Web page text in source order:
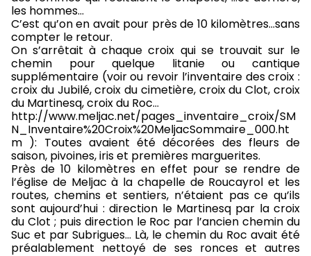
les hommes…
C’est qu’on en avait pour près de 10 kilomètres…sans
compter le retour.
On s’arrêtait à chaque croix qui se trouvait sur le
chemin pour quelque litanie ou cantique
supplémentaire (voir ou revoir l’inventaire des croix :
croix du Jubilé, croix du cimetière, croix du Clot, croix
du Martinesq, croix du Roc…
http://www.meljac.net/pages_inventaire_croix/SM
N_Inventaire%20Croix%20MeljacSommaire_000.ht
m ): Toutes avaient été décorées des fleurs de
saison, pivoines, iris et premières marguerites.
Près de 10 kilomètres en effet pour se rendre de
l’église de Meljac à la chapelle de Roucayrol et les
routes, chemins et sentiers, n’étaient pas ce qu’ils
sont aujourd’hui : direction le Martinesq par la croix
du Clot ; puis direction le Roc par l’ancien chemin du
Suc et par Subrigues… Là, le chemin du Roc avait été
préalablement nettoyé de ses ronces et autres